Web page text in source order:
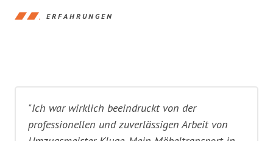
ERFAHRUNGEN
"Ich war wirklich beeindruckt von der
professionellen und zuverlässigen Arbeit von